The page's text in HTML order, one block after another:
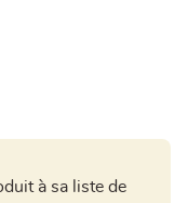
à sa liste de